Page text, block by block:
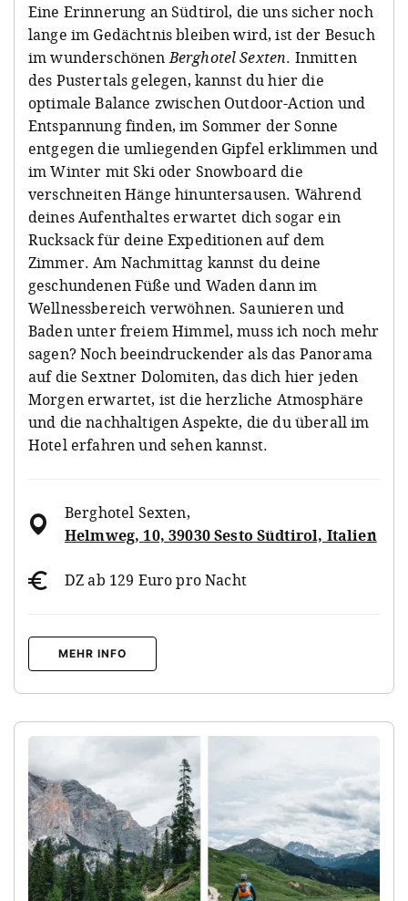
Eine Erinnerung an Südtirol, die uns sicher noch
lange im Gedächtnis bleiben wird, ist der Besuch
im wunderschönenBerghotel Sexten. Inmitten
des Pustertals gelegen, kannst du hier die
optimale Balance zwischen Outdoor-Action und
Entspannung finden, im Sommer der Sonne
entgegen die umliegenden Gipfel erklimmen und
im Winter mit Ski oder Snowboard die
verschneiten Hänge hinuntersausen. Während
deines Aufenthaltes erwartet dich sogar ein
Rucksack für deine Expeditionen auf dem
Zimmer. Am Nachmittag kannst du deine
geschundenen Füße und Waden dann im
Wellnessbereich verwöhnen. Saunieren und
Baden unter freiem Himmel, muss ich noch mehr
sagen? Noch beeindruckender als das Panorama
auf die Sextner Dolomiten, das dich hier jeden
Morgen erwartet, ist die herzliche Atmosphäre
und die nachhaltigen Aspekte, die du überall im
Hotel erfahren und sehen kannst.
Berghotel Sexten,
Helmweg, 10, 39030 Sesto Südtirol, Italien
DZ ab 129 Euro pro Nacht
MEHR INFO